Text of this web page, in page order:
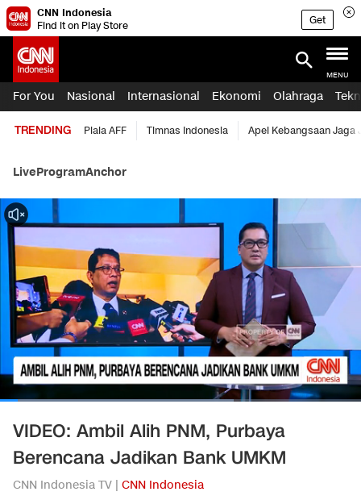
CNN Indonesia
Find it on Play Store
Get
MENU
For You Nasional Internasional Ekonomi Olahraga
TRENDING Piala AFF Timnas Indonesia Apel Kebangsaan Jaga
LiveProgramAnchor
VIDEO: Ambil Alih PNM, Purbaya
Berencana Jadikan Bank UMKM
CNN Indonesia TV | CNN Indonesia